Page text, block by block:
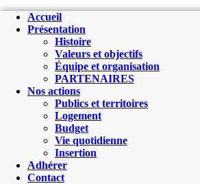
Accueil
Présentation
Histoire
Valeurs et objectifs
Équipe et organisation
PARTENAIRES
Nos actions
Publics et territoires
Logement
Budget
Vie quotidienne
Insertion
Adhérer
Contact